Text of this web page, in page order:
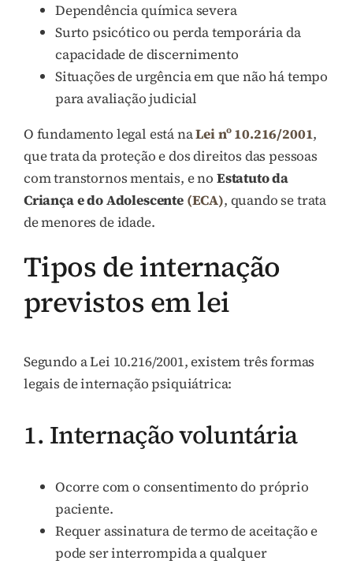
Dependência química severa
Surto psicótico ou perda temporária da
capacidade de discernimento
Situações de urgência em que não há tempo
para avaliação judicial
O fundamento legal está naLei nº 10.216/2001,
que trata da proteção e dos direitos das pessoas
com transtornos mentais, e no Estatuto da
Criança e do Adolescente (ECA), quando se trata
de menores de idade.
Tipos de internação
previstos em lei
Segundo a Lei 10.216/2001, existem três formas
legais de internação psiquiátrica:
1. Internação voluntária
Ocorre com o consentimento do próprio
paciente.
Requer assinatura de termo de aceitação e
pode ser interrompida a qualquer